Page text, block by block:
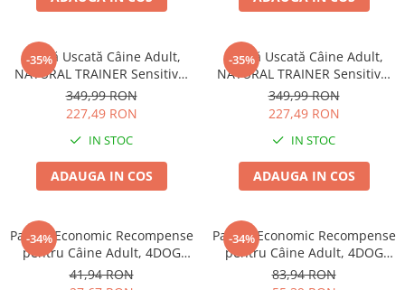
-35%
Hrană Uscată Câine Adult,
NATURAL TRAINER Sensitive,
Fără Gluten, Talie
Medie/Mare, Iepure, 12kg
349,99 RON
227,49 RON
IN STOC
ADAUGA IN COS
-35%
Hrană Uscată Câine Adult,
NATURAL TRAINER Sensitive,
Fără Gluten, Talie
Medie/Mare, Miel, 12kg
349,99 RON
227,49 RON
IN STOC
ADAUGA IN COS
-34%
Pachet Economic Recompense
pentru Câine Adult, 4DOG
GOODIES Trainer, Miel și
41,94 RON
-34%
Pachet Economic Recompense
pentru Câine Adult, 4DOG
GOODIES Classic, Jerky
83,94 RON